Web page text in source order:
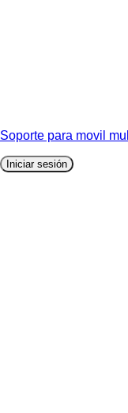
Soporte para movil
Iniciar sesión